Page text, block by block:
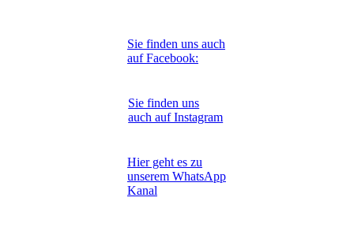
Sie finden uns auch
auf Facebook:
Sie finden uns
auch auf Instagram
Hier geht es zu
unserem WhatsApp
Kanal